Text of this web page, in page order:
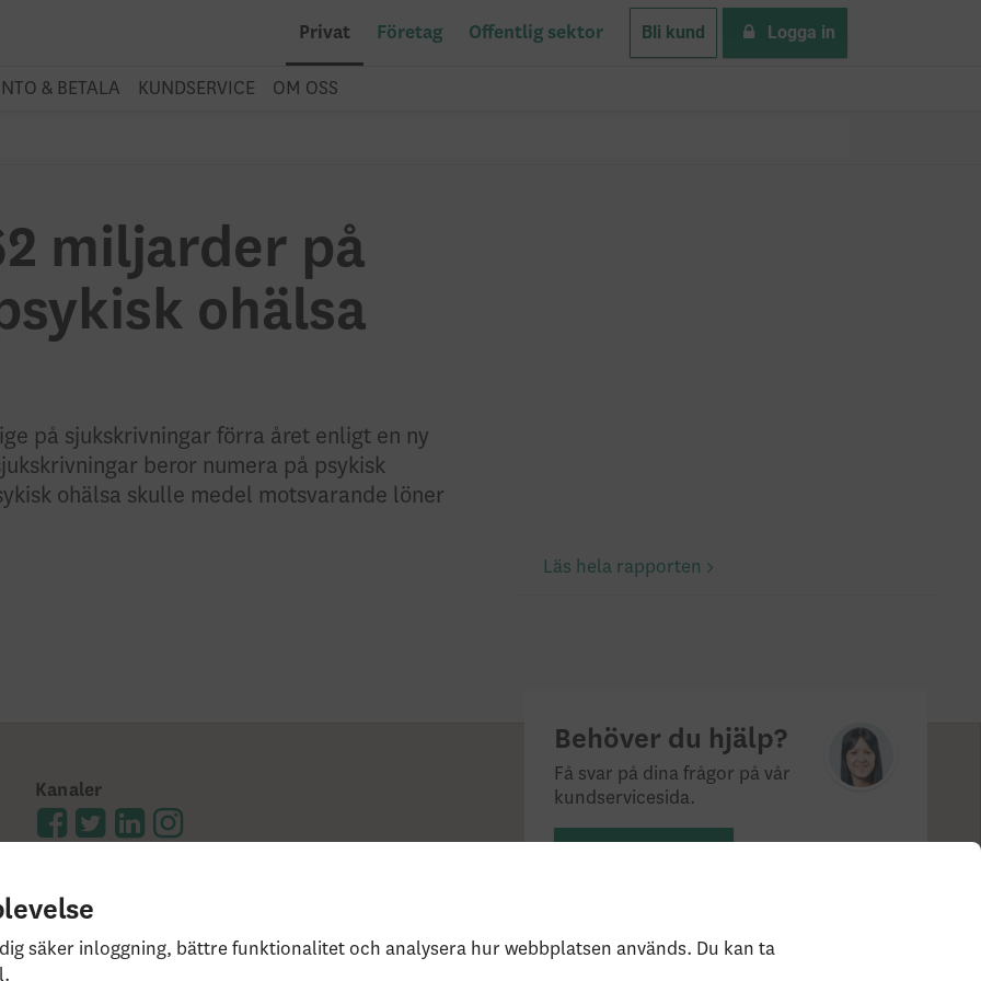
Privat Företag Offentlig sektor Bli kund Logga in
& BETALA KUNDSERVICE OM OSS
miljarder på
ohälsa
på sjukskrivningar förra året enligt en ny
beror numera på psykisk
ohälsa skulle medel motsvarande löner
Läs hela rapporten
Behöver du hjälp?
Få svar på dina frågor på vår
kundservicesida.
Kanaler
säker inloggning, bättre funktionalitet och analysera hur webbplatsen används. Du kan ta